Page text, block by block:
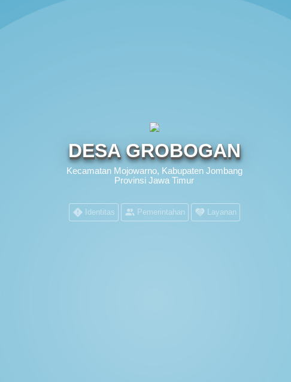
DESA GROBOGAN
Kecamatan Mojowarno, Kabupaten Jombang
Provinsi Jawa Timur
Identitas Pemerintahan Layanan